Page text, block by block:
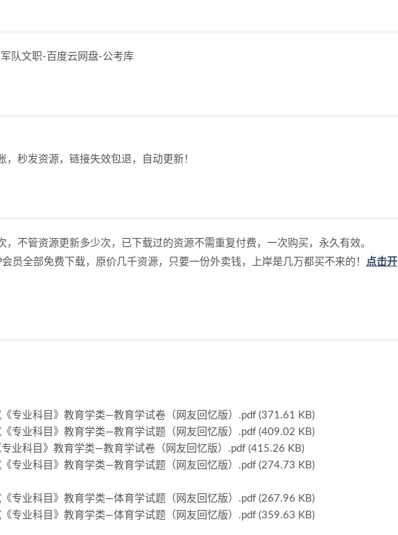
队文职-百度云网盘-公考库
，秒发资源，链接失效包退，自动更新！
，不管资源更新多少次，已下载过的资源不需重复付费，一次购买，永久有效。
员全部免费下载，原价几千资源，只要一份外卖钱，上岸是几万都买不来的！ 点击开
专业科目》教育学类—教育学试卷（网友回忆版）.pdf (371.61 KB)
专业科目》教育学类—教育学试题（网友回忆版）.pdf (409.02 KB)
业科目》教育学类—教育学试卷（网友回忆版）.pdf (415.26 KB)
专业科目》教育学类—教育学试题（网友回忆版）.pdf (274.73 KB)
专业科目》教育学类—体育学试题（网友回忆版）.pdf (267.96 KB)
专业科目》教育学类—体育学试题（网友回忆版）.pdf (359.63 KB)